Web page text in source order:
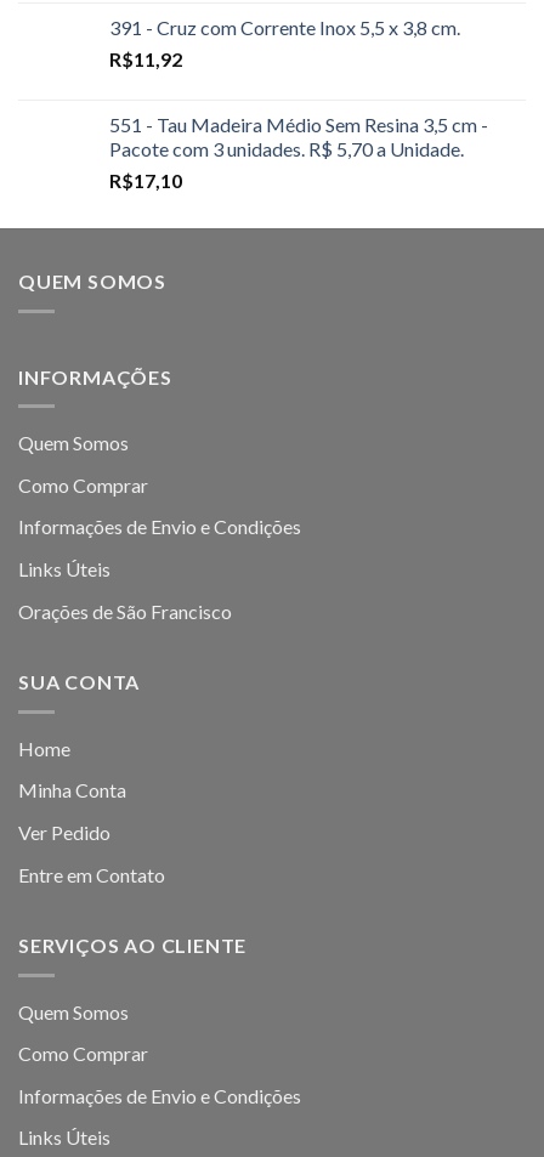
391 - Cruz com Corrente Inox 5,5 x 3,8 cm.
R$11,92
551 - Tau Madeira Médio Sem Resina 3,5 cm -
Pacote com 3 unidades. R$ 5,70 a Unidade.
R$17,10
QUEM SOMOS
INFORMAÇÕES
Quem Somos
Como Comprar
Informações de Envio e Condições
Links Úteis
Orações de São Francisco
SUA CONTA
Home
Minha Conta
Ver Pedido
Entre em Contato
SERVIÇOS AO CLIENTE
Quem Somos
Como Comprar
Informações de Envio e Condições
Links Úteis